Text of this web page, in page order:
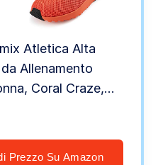
Atletica Alta
Allenamento
Coral Craze,
Prezzo Su Amazon